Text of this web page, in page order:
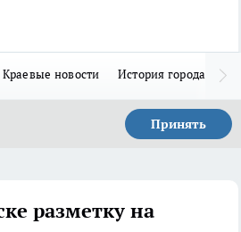
Краевые новости История города Н
Принять
разметку на